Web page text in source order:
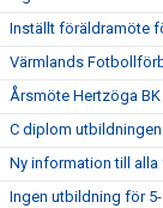
Inställt föräldramöte
Värmlands
Årsmöte Hertzöga BK
C diplom
Ny information till alla
Ingen utbildning för 5-